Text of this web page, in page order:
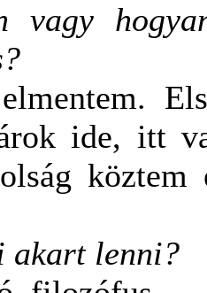
vagy
ide, itt
akart lenni?